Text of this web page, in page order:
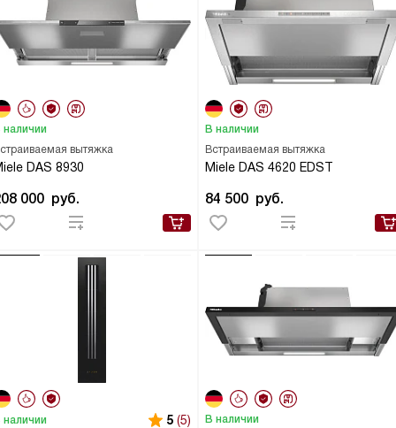
вытяжка
DAS 8930
наличии
000 руб.
Встраиваемая вытяжка
Miele DAS 4620 EDST
В наличии
84 500 руб.
наличии 5 (5) В наличии